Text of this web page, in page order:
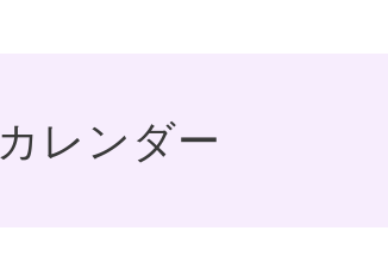
カレンダー